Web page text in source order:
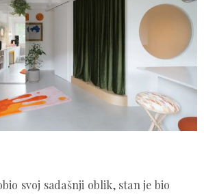
svoj sadašnji oblik, stan je bio